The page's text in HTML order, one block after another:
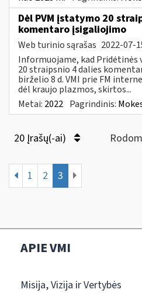
Dėl PVM įstatymo 20
komentaro įsigaliojimo
Web turinio sąrašas 2022-07-
Informuojame, kad
20 straipsnio 4 dalies
birželio 8 d. VMI prie FM
dėl kraujo plazmos, skirtos...
Metai: 2022 Pagrindinis:
20 Įrašų(-ai)
1 2 3
APIE VMI
Misija, Vizija ir Vertybės